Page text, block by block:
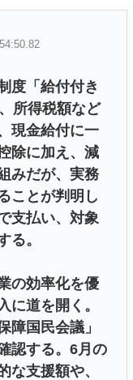
度「給付付き
所得税額など
現金給付に一
除に加え、減
みだが、実務
ことが判明し
支払い、対象
る。
の効率化を優
に道を開く。
障国民会議」
認する。6月の
な支援額や、